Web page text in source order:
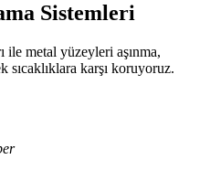
Sistemleri
ile metal yüzeyleri aşınma,
karşı koruyoruz.